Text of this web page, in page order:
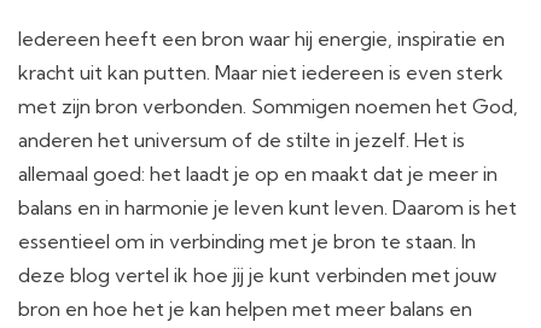
Iedereen heeft een bron waar hij energie, inspiratie en
kracht uit kan putten. Maar niet iedereen is even sterk
met zijn bron verbonden. Sommigen noemen het God,
anderen het universum of de stilte in jezelf. Het is
allemaal goed: het laadt je op en maakt dat je meer in
balans en in harmonie je leven kunt leven. Daarom is het
essentieel om in verbinding met je bron te staan. In
deze blog vertel ik hoe jij je kunt verbinden met jouw
bron en hoe het je kan helpen met meer balans en